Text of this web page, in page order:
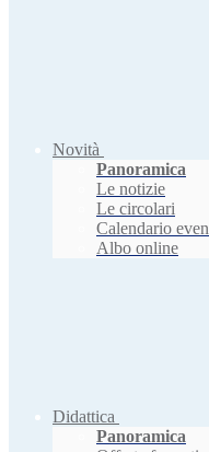
Novità
Panoramica
Le notizie
Le circolari
Calendario
Albo online
Didattica
Panoramica